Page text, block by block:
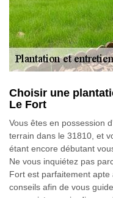
Choisir une
Le Fort
Vous êtes en possession
terrain dans le 31810, et
étant encore débutant
Ne vous inquiétez pas
Fort est parfaitement
conseils afin de vous